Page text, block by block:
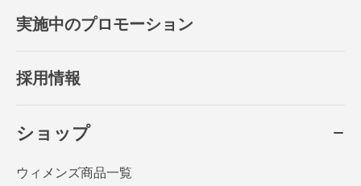
実施中のプロモーション
採用情報
ショップ
ウィメンズ商品一覧